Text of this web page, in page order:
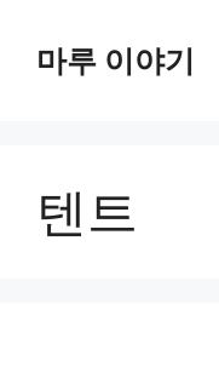
마루 이야기
텐트